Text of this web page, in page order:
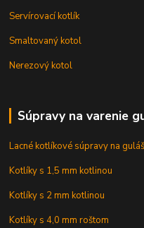
Servírovací kotlík
Smaltovaný kotol
Nerezový kotol
Súpravy na varenie
Lacné kotlíkové súpravy na guláš
Kotlíky s 1,5 mm kotlinou
Kotlíky s 2 mm kotlinou
Kotlíky s 4,0 mm roštom